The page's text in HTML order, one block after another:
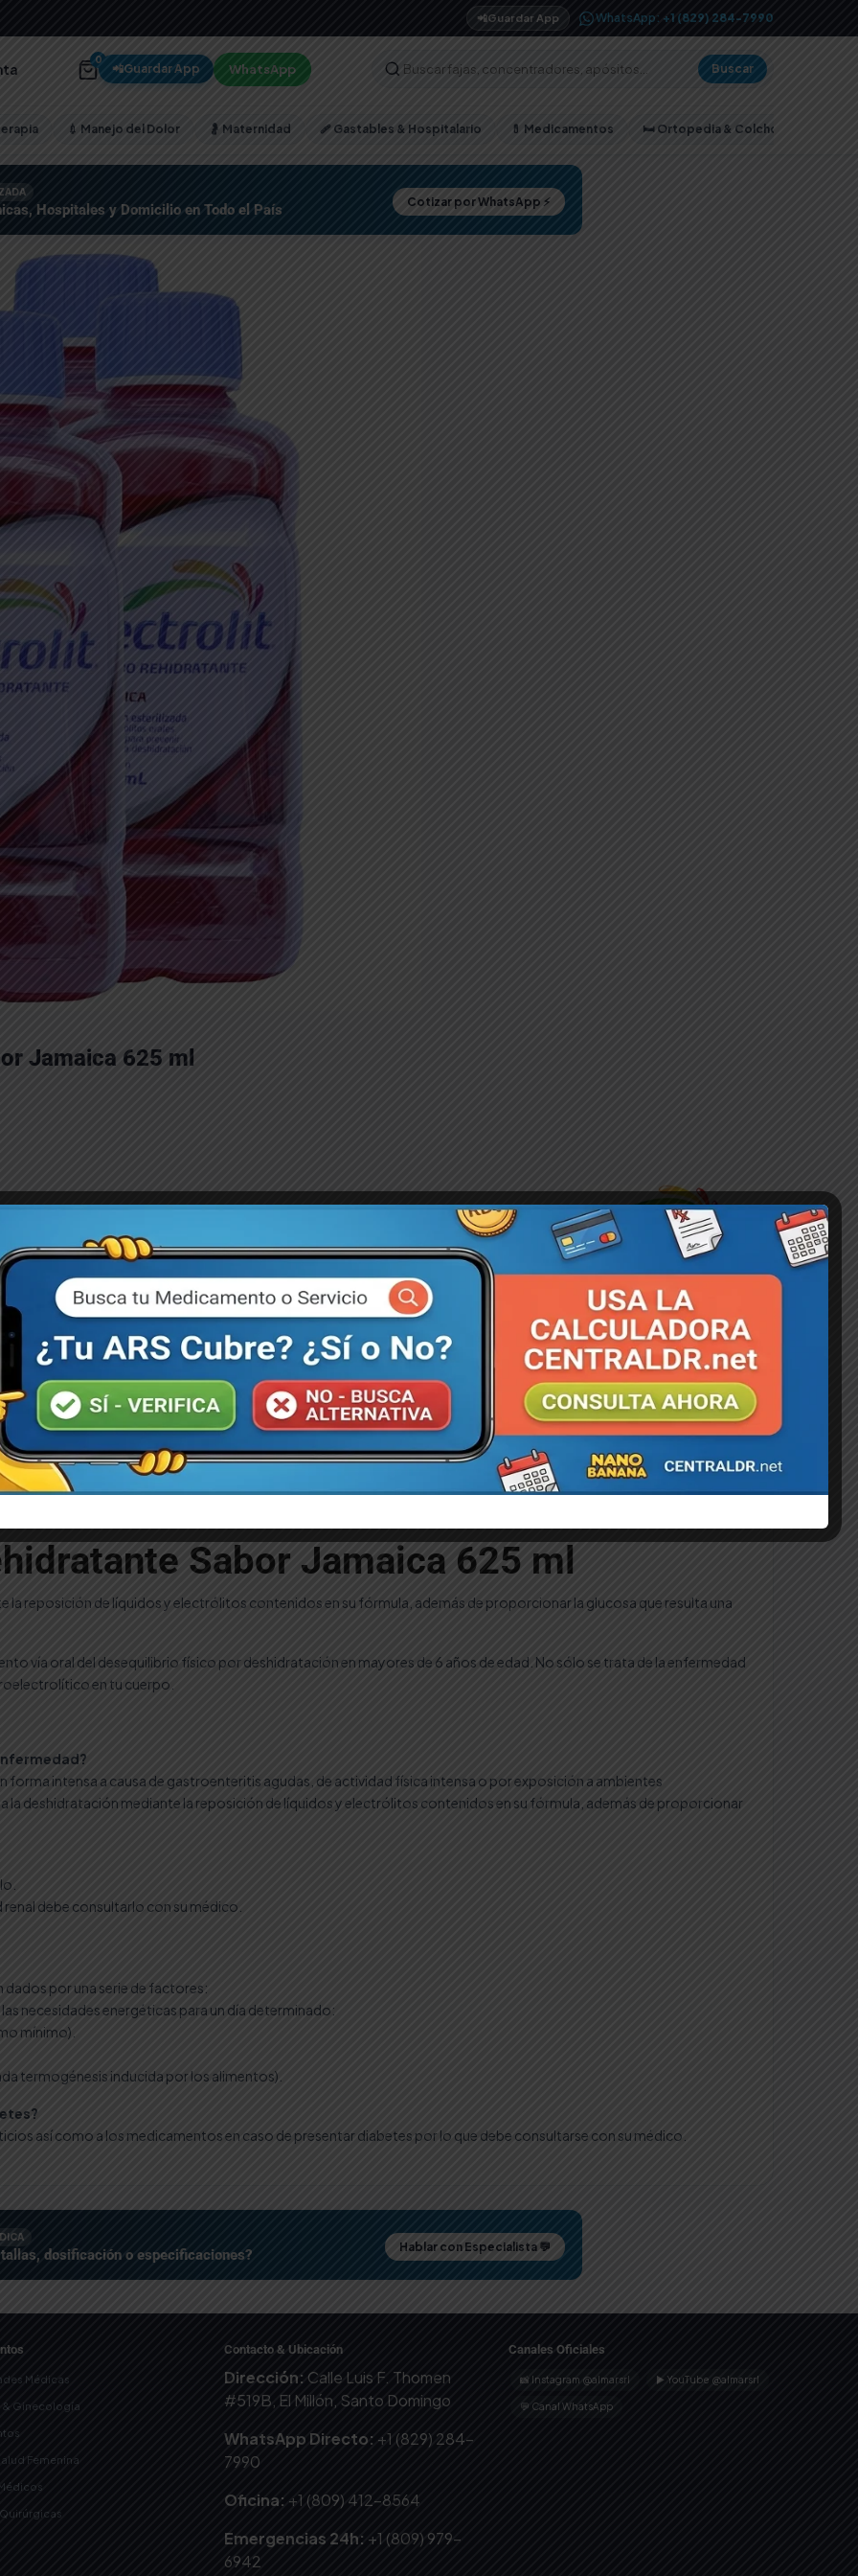
📲Guardar App WhatsApp: +1 (829) 284-7990
0
📲Guardar App WhatsApp Buscar
💉 Manejo del Dolor 🤰 Maternidad 🩹 Gastables & Hospitalario 💊 Medicamentos 🛏️ Ortopedia & Colchones
Hospitales y Domicilio en Todo el País Cotizar por WhatsApp ⚡
Jamaica 625 ml
y provincias.
despacho inmediato.
ALMAR SRL.
o efectivo contra entrega.
Añadir al Carrito de Compras
💬 WhatsApp f Facebook 𝕏 Post ✈ Telegram in LinkedIn 🔗 Copiar Link
Sabor Jamaica 625 ml
la reposición de líquidos y electrólitos contenidos en su fórmula, además de proporcionar la glucosa que resulta una
vía oral del desequilibrio físico por deshidratación en mayores de 6 años de edad. No sólo se trata de la enfermedad
en tu cuerpo.
forma intensa a causa de gastroenteritis agudas, de actividad física intensa o por exposición a ambientes
la deshidratación mediante la reposición de líquidos y electrólitos contenidos en su fórmula, además de proporcionar
debe consultarlo con su médico.
dados por una serie de factores:
necesidades energéticas para un día determinado:
mínimo).
termogénesis inducida por los alimentos).
así como a los medicamentos en caso de presentar diabetes por lo que debe consultarse con su médico.
dosificación o especificaciones? Hablar con Especialista 💬
Médicas
Ginecología
Femenina
Contacto & Ubicación
Dirección: Calle Luis F. Thomen
#519B, El Millón, Santo Domingo
WhatsApp Directo: +1 (829) 284-
7990
Oficina: +1 (809) 412-8564
Emergencias 24h: +1 (809) 979-
6942
Canales Oficiales
📸 Instagram @almarsrl ▶ YouTube @almarsrl
💬 Canal WhatsApp